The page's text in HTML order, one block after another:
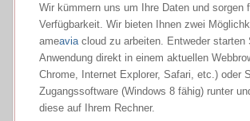
Wir kümmern uns um Ihre Daten und sorgen
Verfügbarkeit. Wir bieten Ihnen zwei
ameavia cloud zu arbeiten. Entweder starten
Anwendung direkt in einem aktuellen
Chrome, Internet Explorer, Safari, etc.) oder
Zugangssoftware (Windows 8 fähig) runter
diese auf Ihrem Rechner.